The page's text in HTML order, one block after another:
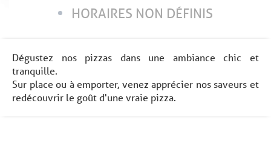
HORAIRES NON DÉFINIS
Dégustez nos pizzas dans une ambiance chic et
tranquille.
Sur place ou à emporter, venez apprécier nos saveurs et
redécouvrir le goût d'une vraie pizza.